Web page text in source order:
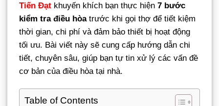
Tiến Đạt khuyến khích bạn thực hiện 7 bước
kiểm tra điều hòatrước khi gọi thợ để tiết kiệm
thời gian, chi phí và đảm bảo thiết bị hoạt động
tối ưu. Bài viết này sẽ cung cấp hướng dẫn chi
tiết, chuyên sâu, giúp bạn tự tin xử lý các vấn đề
cơ bản của điều hòa tại nhà.
Table of Contents